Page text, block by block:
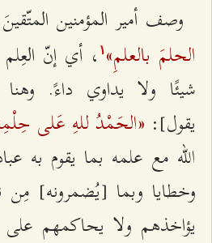
وصف أمير المؤمنين
الحلمَ بالعلمِ» ۱ ، أي إنّ
شيئًا ولا يداوي داءً.
يقول]: «الحَمْدُ للهِ عَلى
الله مع علمه بما يقوم به
وخطايا وبما [يُضمرونه] مِن
يؤاخذهم ولا يحاكمهم على